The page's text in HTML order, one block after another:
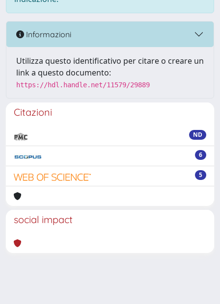
Informazioni
Utilizza questo identificativo per citare o creare un
link a questo documento:
https://hdl.handle.net/11579/29889
Citazioni
ND
6
5
social impact